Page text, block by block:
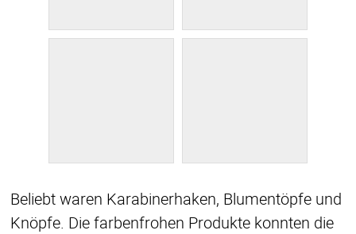
Beliebt waren Karabinerhaken, Blumentöpfe und
Knöpfe. Die farbenfrohen Produkte konnten die